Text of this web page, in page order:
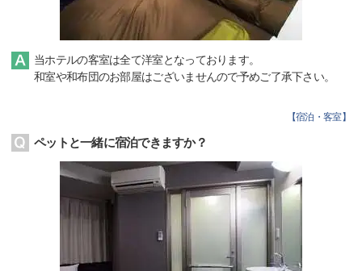
当ホテルの客室は全て洋室となっております。
和室や和布団のお部屋はございませんので予めご了承下さい。
【宿泊・客室】
ペットと一緒に宿泊できますか？